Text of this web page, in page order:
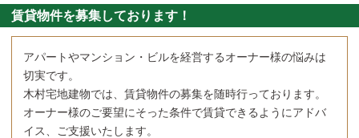
賃貸物件を募集しております！
アパートやマンション・ビルを経営するオーナー様の悩みは
切実です。
木村宅地建物では、賃貸物件の募集を随時行っております。
オーナー様のご要望にそった条件で賃貸できるようにアドバ
イス、ご支援いたします。